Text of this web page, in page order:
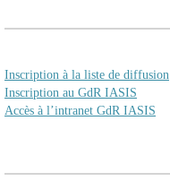
Inscription à la liste de diffusion
Inscription au GdR IASIS
Accès à l’intranet GdR IASIS